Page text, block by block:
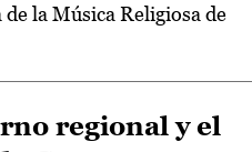
de la Música Religiosa de
regional y el